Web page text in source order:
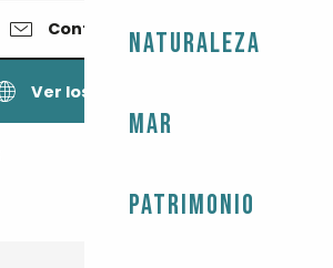
Naturaleza
Mar
Patrimonio
Contáctenos
Ver los sitios web